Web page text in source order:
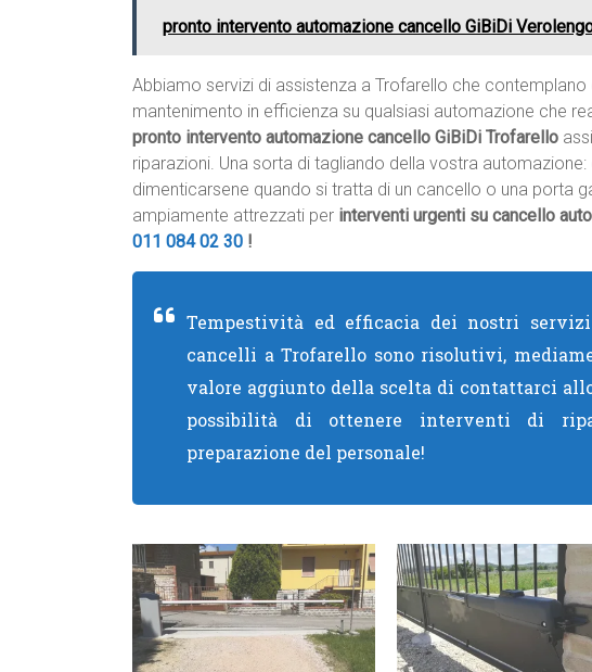
pronto intervento automazione cancello GiBiDi
Abbiamo servizi di assistenza a Trofarello che
mantenimento in efficienza su qualsiasi automazione che
pronto intervento automazione cancello GiBiDi Trofarello
riparazioni. Una sorta di tagliando della vostra
dimenticarsene quando si tratta di un cancello o una porta
ampiamente attrezzati per interventi urgenti su cancello
011 084 02 30 !
Tempestività ed efficacia dei nostri
cancelli a Trofarello sono risolutivi,
valore aggiunto della scelta di contattarci
possibilità di ottenere interventi di
preparazione del personale!